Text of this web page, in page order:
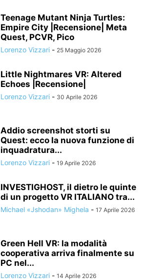
Teenage Mutant Ninja Turtles:
Empire City |Recensione| Meta
Quest, PCVR, Pico
Lorenzo Vizzari - 25 Maggio 2026
Little Nightmares VR: Altered
Echoes |Recensione|
Lorenzo Vizzari - 30 Aprile 2026
Addio screenshot storti su
Quest: ecco la nuova funzione di
inquadratura...
Lorenzo Vizzari - 19 Aprile 2026
INVESTIGHOST, il dietro le quinte
di un progetto VR ITALIANO tra...
Michael «Jshodan» Mighela - 17 Aprile 2026
Green Hell VR: la modalità
cooperativa arriva finalmente su
PC nel...
Lorenzo Vizzari - 14 Aprile 2026